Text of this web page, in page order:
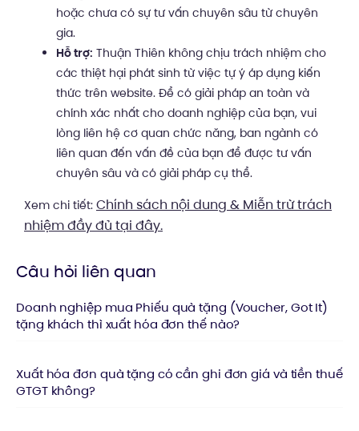
hoặc chưa có sự tư vấn chuyên sâu từ chuyên
gia.
Hỗ trợ: Thuận Thiên không chịu trách nhiệm cho
các thiệt hại phát sinh từ việc tự ý áp dụng kiến
thức trên website. Để có giải pháp an toàn và
chính xác nhất cho doanh nghiệp của bạn, vui
lòng liên hệ cơ quan chức năng, ban ngành có
liên quan đến vấn đề của bạn để được tư vấn
chuyên sâu và có giải pháp cụ thể.
Xem chi tiết: Chính sách nội dung & Miễn trừ trách
nhiệm đầy đủ tại đây.
Câu hỏi liên quan
Doanh nghiệp mua Phiếu quà tặng (Voucher, Got It)
tặng khách thì xuất hóa đơn thế nào?
Xuất hóa đơn quà tặng có cần ghi đơn giá và tiền thuế
GTGT không?